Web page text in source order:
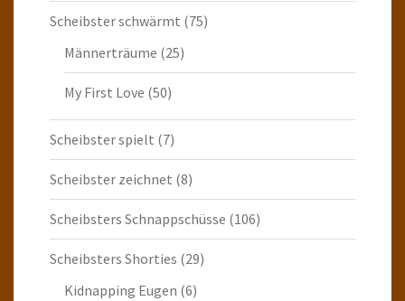
Scheibster schwärmt (75)
Männerträume (25)
My First Love (50)
Scheibster spielt (7)
Scheibster zeichnet (8)
Scheibsters Schnappschüsse (106)
Scheibsters Shorties (29)
Kidnapping Eugen (6)